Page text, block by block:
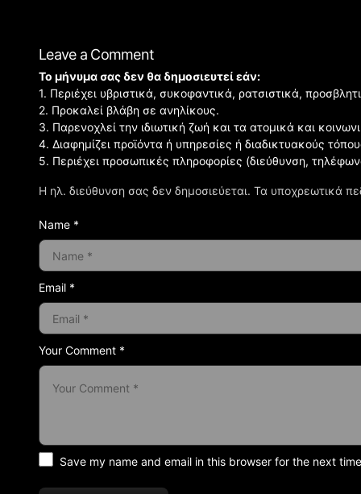
Leave a Comment
Η ηλ. διεύθυνση σας δεν δημοσιεύεται. Τα υποχρεωτικά
Your Comment *
Το μήνυμα σας δεν θα δημοσιευτεί εάν:
1. Περιέχει υβριστικά, συκοφαντικά, ρατσιστικά,
2. Προκαλεί βλάβη σε ανηλίκους.
3. Παρενοχλεί την ιδιωτική ζωή και τα ατομικά και
4. Διαφημίζει προϊόντα ή υπηρεσίες ή διαδικτυακούς
5. Περιέχει προσωπικές πληροφορίες (διεύθυνση,
Name *
Email *
Save my name and email in this browser for the next